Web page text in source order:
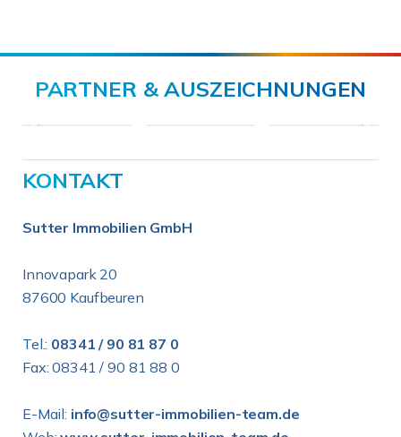
PARTNER & AUSZEICHNUNGEN
KONTAKT
Sutter Immobilien GmbH
Innovapark 20
87600 Kaufbeuren
Tel.: 08341 / 90 81 87 0
Fax: 08341 / 90 81 88 0
E-Mail: info@sutter-immobilien-team.de